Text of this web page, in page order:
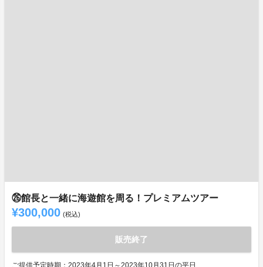
㉖館長と一緒に海遊館を周る！プレミアムツアー
¥300,000 (税込)
販売終了
ご提供予定時期：2023年4月1日～2023年10月31日の平日